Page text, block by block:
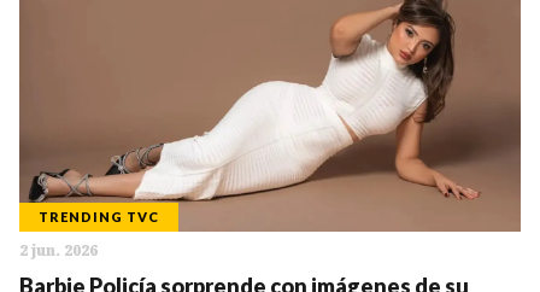
TRENDING TVC
2 jun. 2026
Barbie Policía sorprende con imágenes de su